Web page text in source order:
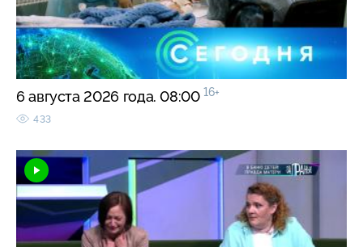
6 августа 2026 года. 08:00 16+
433